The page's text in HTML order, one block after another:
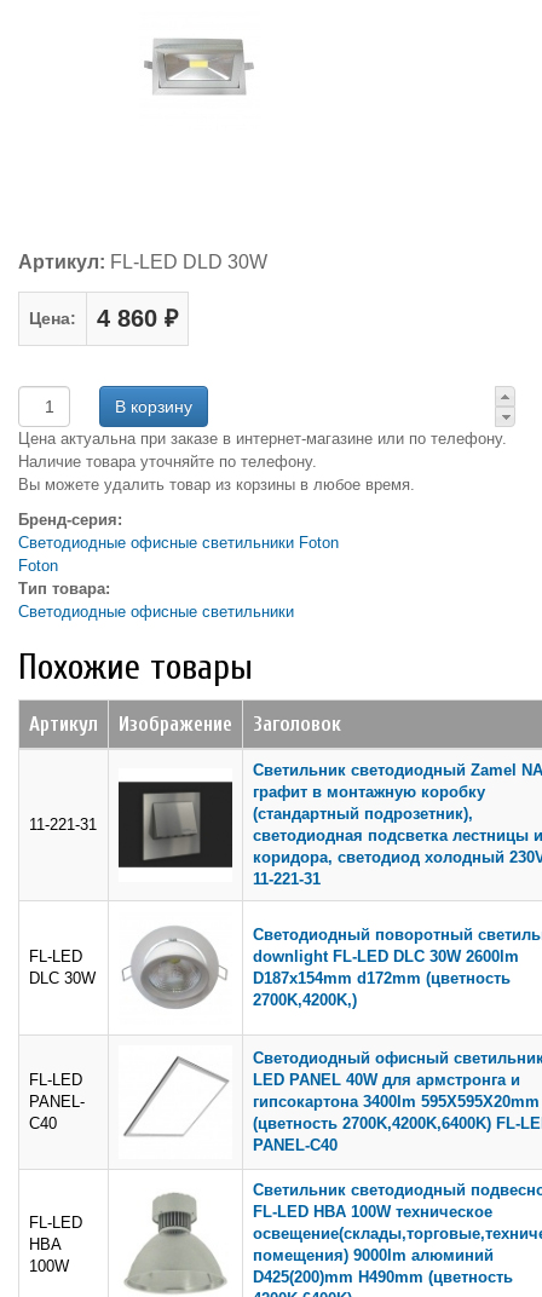
Артикул: FL-LED DLD 30W
Цена: 4 860 ₽
Цена актуальна при заказе в интернет-магазине или по телефону.
Наличие товара уточняйте по телефону.
Вы можете удалить товар из корзины в любое время.
Бренд-серия:
Светодиодные офисные светильники Foton
Foton
Тип товара:
Светодиодные офисные светильники
Похожие товары
Артикул Изображение Заголовок
11-221-31
Светильник светодиодный Zamel
графит в монтажную коробку
(стандартный подрозетник),
светодиодная подсветка лестницы и
коридора, светодиод холодный
11-221-31
FL-LED
DLC 30W
Светодиодный поворотный
downlight FL-LED DLC 30W 2600lm
D187x154mm d172mm (цветность
2700K,4200K,)
FL-LED
PANEL-
C40
Светодиодный офисный
LED PANEL 40W для армстронга и
гипсокартона 3400lm 595X595X20mm
(цветность 2700K,4200K,6400K) FL-
PANEL-C40
FL-LED
HBA
100W
Светильник светодиодный
FL-LED HBA 100W техническое
помещения) 9000lm алюминий
D425(200)mm H490mm (цветность